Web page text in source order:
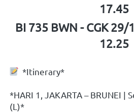
17.45
BI 735 BWN - CGK
12.25
  *Itinerary*
*HARI 1, JAKARTA – BRUNEI |
(L)*